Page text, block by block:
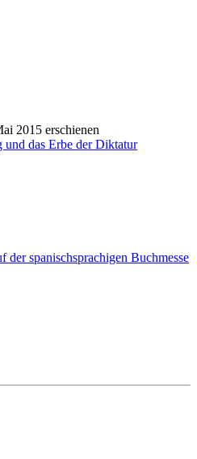
2015 erschienen
und das Erbe der Diktatur
der spanischsprachigen Buchmesse